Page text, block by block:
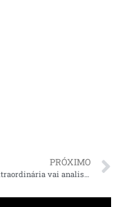
PRÓXIMO
Sessão extraordinária vai analisar vetos do Executivo Municipal ao projeto do Plano Diretor de São Luís